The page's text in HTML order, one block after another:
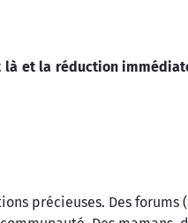
et la réduction
précieuses. Des